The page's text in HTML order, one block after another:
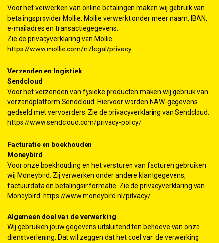
Voor het verwerken van online betalingen maken wij gebruik van
betalingsprovider Mollie. Mollie verwerkt onder meer naam, IBAN,
e-mailadres en transactiegegevens.
Zie de privacyverklaring van Mollie:
https://www.mollie.com/nl/legal/privacy
Verzenden en logistiek
Sendcloud
Voor het verzenden van fysieke producten maken wij gebruik van
verzendplatform Sendcloud. Hiervoor worden NAW-gegevens
gedeeld met vervoerders. Zie de privacyverklaring van Sendcloud:
https://www.sendcloud.com/privacy-policy/
Facturatie en boekhouden
Moneybird
Voor onze boekhouding en het versturen van facturen gebruiken
wij Moneybird. Zij verwerken onder andere klantgegevens,
factuurdata en betalingsinformatie. Zie de privacyverklaring van
Moneybird: https://www.moneybird.nl/privacy/
Algemeen doel van de verwerking
Wij gebruiken jouw gegevens uitsluitend ten behoeve van onze
dienstverlening. Dat wil zeggen dat het doel van de verwerking